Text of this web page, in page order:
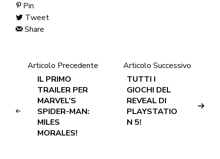
Pin
Tweet
Share
Articolo Precedente
IL PRIMO
TRAILER PER
MARVEL’S
SPIDER-MAN:
MILES
MORALES!
Articolo Successivo
TUTTI I
GIOCHI DEL
REVEAL DI
PLAYSTATIO
N 5!